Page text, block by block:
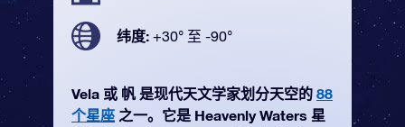
纬度: +30° 至 -90°
Vela 或 帆 是现代天文学家划分天空的 88
个星座 之一。它是 Heavenly Waters 星